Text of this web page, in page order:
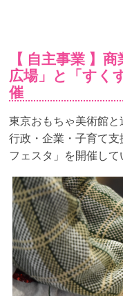
【 自主事業 】
広場」と「すく
催
東京おもちゃ美術館と
行政・企業・子育て
フェスタ」を開催して